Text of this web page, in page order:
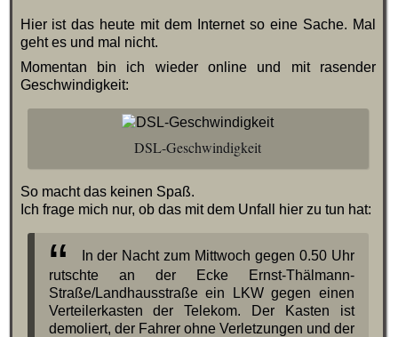
Hier ist das heute mit dem Internet so eine Sache. Mal
geht es und mal nicht.
Momentan bin ich wieder online und mit rasender
Geschwindigkeit:
DSL-Geschwindigkeit
So macht das keinen Spaß.
Ich frage mich nur, ob das mit dem Unfall hier zu tun hat:
In der Nacht zum Mittwoch gegen 0.50 Uhr
rutschte an der Ecke Ernst-Thälmann-
Straße/Landhausstraße ein LKW gegen einen
Verteilerkasten der Telekom. Der Kasten ist
demoliert, der Fahrer ohne Verletzungen und der